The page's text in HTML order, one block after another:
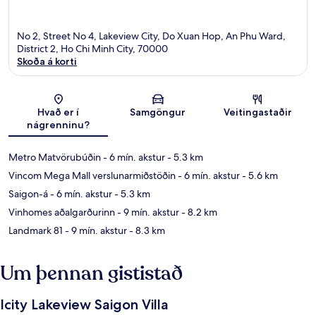
No 2, Street No 4, Lakeview City, Do Xuan Hop, An Phu Ward,
District 2, Ho Chi Minh City, 70000
Skoða á korti
Hvað er í
nágrenninu?
Samgöngur Veitingastaðir
Metro Matvörubúðin- 6 mín. akstur- 5.3 km
Vincom Mega Mall verslunarmiðstöðin- 6 mín. akstur- 5.6 km
Saigon-á- 6 mín. akstur- 5.3 km
Vinhomes aðalgarðurinn- 9 mín. akstur- 8.2 km
Landmark 81 - 9 mín. akstur- 8.3 km
Um þennan gististað
Icity Lakeview Saigon Villa